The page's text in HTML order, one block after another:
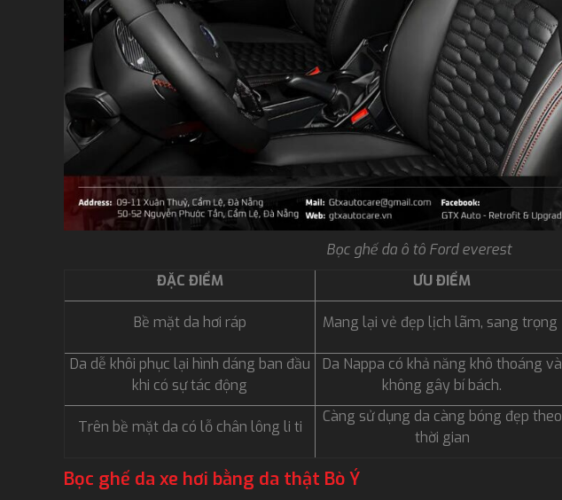
Bọc ghế da ô tô Ford everest
ĐẶC ĐIỂM
ƯU ĐIỂM
Bề mặt da hơi ráp Mang lại vẻ đẹp lịch lãm, sang trọng
Da dễ khôi phục lại hình dáng ban đầu
khi có sự tác động
Da Nappa có khả năng khô thoáng và
không gây bí bách.
Trên bề mặt da có lỗ chân lông li ti
Càng sử dụng da càng bóng đẹp theo
thời gian
Bọc ghế da xe hơi bằng da thật Bò Ý